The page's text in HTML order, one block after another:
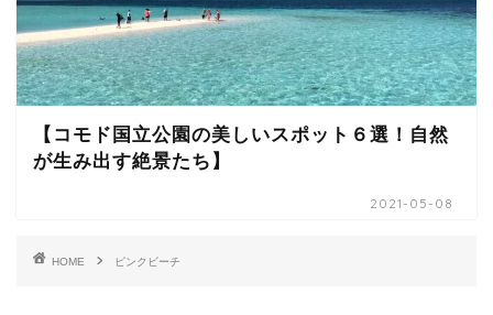
【コモド国立公園の美しいスポット６選！自然
が生み出す絶景たち】
2021-05-08
HOME ピンクビーチ